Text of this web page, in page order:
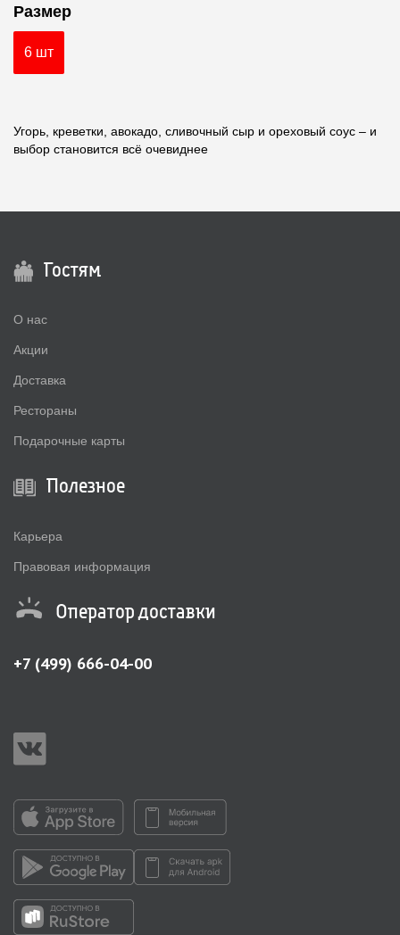
Размер
6 шт
Угорь, креветки, авокадо, сливочный сыр и ореховый соус – и
выбор становится всё очевиднее
Гостям
О нас
Акции
Доставка
Рестораны
Подарочные карты
Полезное
Карьера
Правовая информация
Оператор доставки
+7 (499) 666-04-00